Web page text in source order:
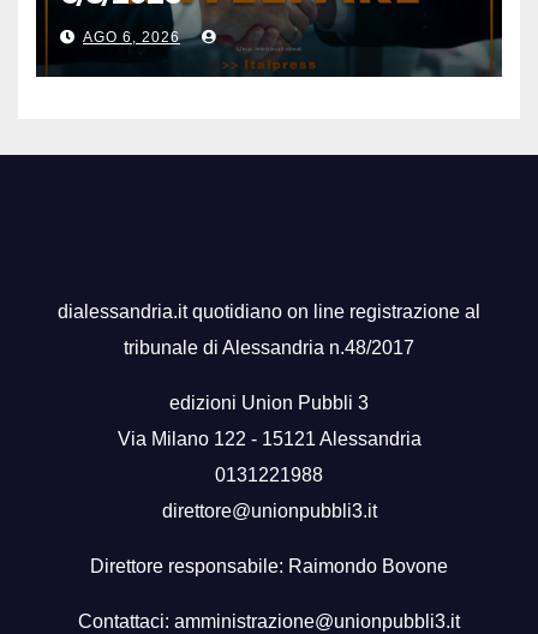
AGO 6, 2026
dialessandria.it quotidiano on line registrazione al
tribunale di Alessandria n.48/2017
edizioni Union Pubbli 3
Via Milano 122 - 15121 Alessandria
0131221988
direttore@unionpubbli3.it
Direttore responsabile: Raimondo Bovone
Contattaci: amministrazione@unionpubbli3.it